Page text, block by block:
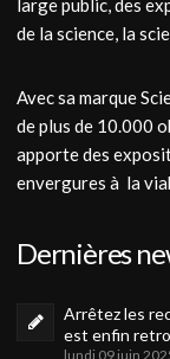
large public, des
de la science, la
Avec sa marque
de plus de 10.000
apporte des
envergures à la
Dernières
Arrêtez les
est enfin
lundi 09 juin